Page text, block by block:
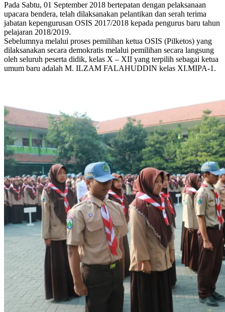
Pada Sabtu, 01 September 2018 bertepatan dengan pelaksanaan
upacara bendera, telah dilaksanakan pelantikan dan serah terima
jabatan kepengurusan OSIS 2017/2018 kepada pengurus baru tahun
pelajaran 2018/2019.
Sebelumnya melalui proses pemilihan ketua OSIS (Pilketos) yang
dilaksanakan secara demokratis melalui pemilihan secara langsung
oleh seluruh peserta didik, kelas X – XII yang terpilih sebagai ketua
umum baru adalah M. ILZAM FALAHUDDIN kelas XI.MIPA-1.